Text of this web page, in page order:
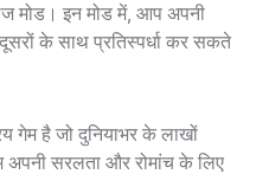
मोड। इन मोड में, आप अपनी
के साथ प्रतिस्पर्धा कर सकते
गेम है जो दुनियाभर के लाखों
अपनी सरलता और रोमांच के लिए